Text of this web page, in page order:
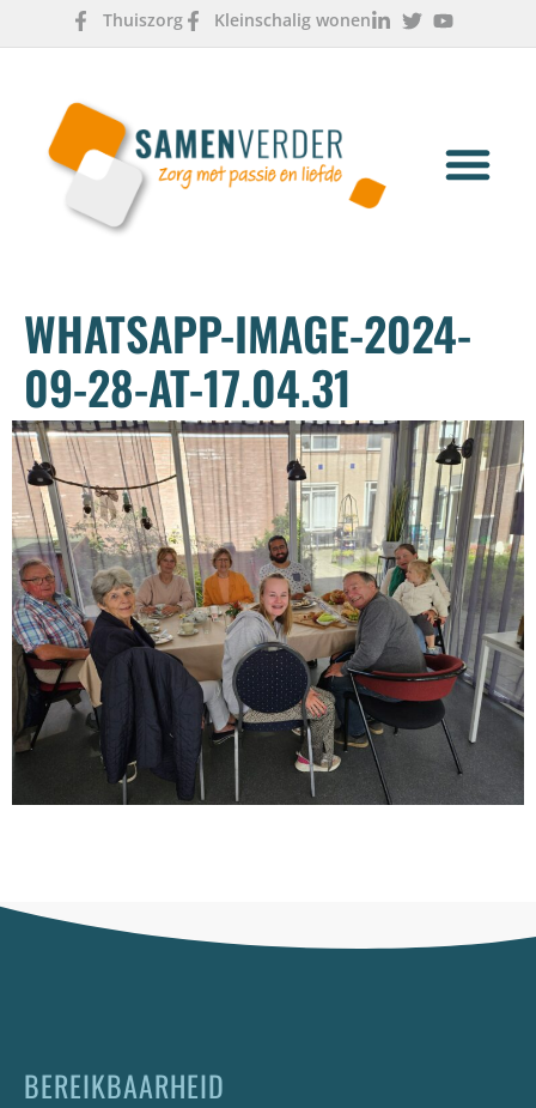
Thuiszorg Kleinschalig wonen
WHATSAPP-IMAGE-2024-
09-28-AT-17.04.31
BEREIKBAARHEID